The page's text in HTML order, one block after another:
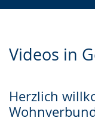
Videos in
Herzlich